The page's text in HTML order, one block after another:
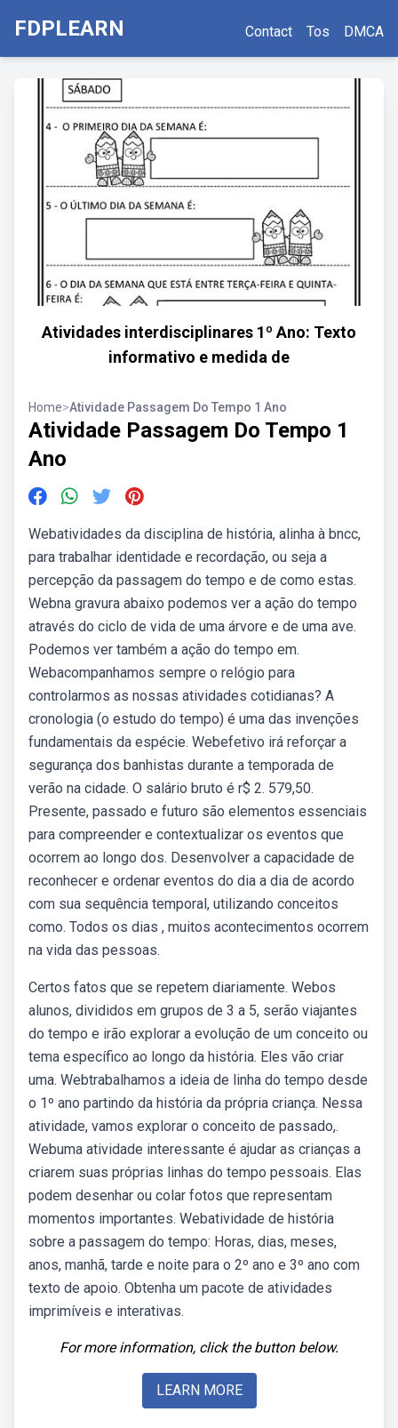
FDPLEARN Contact Tos DMCA
Atividades interdisciplinares 1º Ano: Texto
informativo e medida de
Home>Atividade Passagem Do Tempo 1 Ano
Atividade Passagem Do Tempo 1
Ano
Webatividades da disciplina de história, alinha à bncc,
para trabalhar identidade e recordação, ou seja a
percepção da passagem do tempo e de como estas.
Webna gravura abaixo podemos ver a ação do tempo
através do ciclo de vida de uma árvore e de uma ave.
Podemos ver também a ação do tempo em.
Webacompanhamos sempre o relógio para
controlarmos as nossas atividades cotidianas? A
cronologia (o estudo do tempo) é uma das invenções
fundamentais da espécie. Webefetivo irá reforçar a
segurança dos banhistas durante a temporada de
verão na cidade. O salário bruto é r$ 2. 579,50.
Presente, passado e futuro são elementos essenciais
para compreender e contextualizar os eventos que
ocorrem ao longo dos. Desenvolver a capacidade de
reconhecer e ordenar eventos do dia a dia de acordo
com sua sequência temporal, utilizando conceitos
como. Todos os dias , muitos acontecimentos ocorrem
na vida das pessoas.
Certos fatos que se repetem diariamente. Webos
alunos, divididos em grupos de 3 a 5, serão viajantes
do tempo e irão explorar a evolução de um conceito ou
tema específico ao longo da história. Eles vão criar
uma. Webtrabalhamos a ideia de linha do tempo desde
o 1º ano partindo da história da própria criança. Nessa
atividade, vamos explorar o conceito de passado,.
Webuma atividade interessante é ajudar as crianças a
criarem suas próprias linhas do tempo pessoais. Elas
podem desenhar ou colar fotos que representam
momentos importantes. Webatividade de história
sobre a passagem do tempo: Horas, dias, meses,
anos, manhã, tarde e noite para o 2º ano e 3º ano com
texto de apoio. Obtenha um pacote de atividades
imprimíveis e interativas.
For more information, click the button below.
LEARN MORE